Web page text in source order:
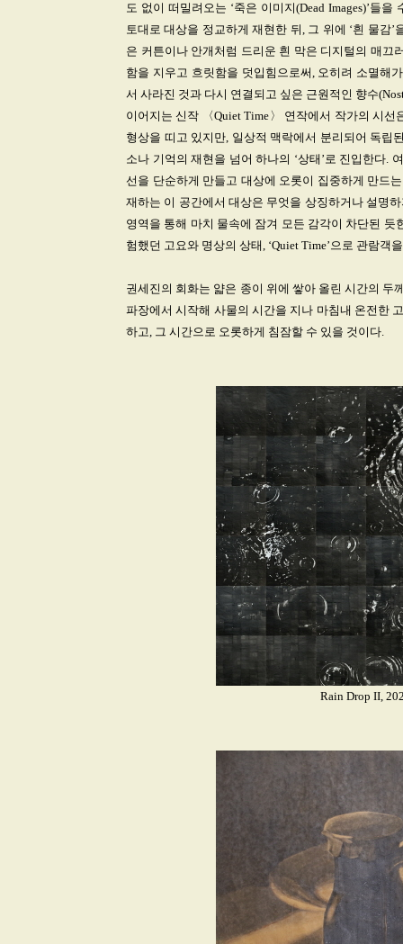
도 없이 떠밀려오는 ‘죽은 이미지(Dead Images)’들
토대로 대상을 정교하게 재현한 뒤, 그 위에 ‘흰 물감
은 커튼이나 안개처럼 드리운 흰 막은 디지털의 매끄
함을 지우고 흐릿함을 덧입힘으로써, 오히려 소멸해
서 사라진 것과 다시 연결되고 싶은 근원적인 향수
이어지는 신작 〈Quiet Time〉 연작에서 작가의 시
형상을 띠고 있지만, 일상적 맥락에서 분리되어 독립
소나 기억의 재현을 넘어 하나의 ‘상태’로 진입한다.
선을 단순하게 만들고 대상에 오롯이 집중하게 만드
재하는 이 공간에서 대상은 무엇을 상징하거나 설명
영역을 통해 마치 물속에 잠겨 모든 감각이 차단된
험했던 고요와 명상의 상태, ‘Quiet Time’으로 관람객
권세진의 회화는 얇은 종이 위에 쌓아 올린 시간의 두
파장에서 시작해 사물의 시간을 지나 마침내 온전한
하고, 그 시간으로 오롯하게 침잠할 수 있을 것이다.
Rain Drop II,